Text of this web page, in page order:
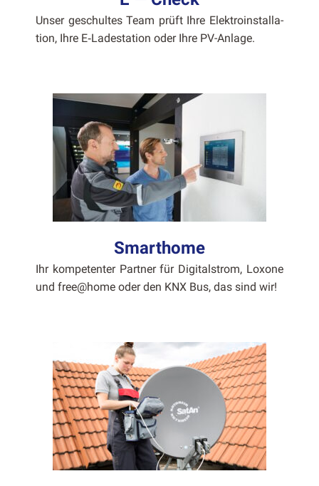
Unser geschultes Team prüft Ihre Elek­troin­stal­la­
tion, Ihre E‑Ladestation oder Ihre PV-Anlage.
Smarthome
Ihr kom­pe­ten­ter Part­ner für Dig­i­tal­strom, Lox­one
und free@home oder den KNX Bus, das sind wir!